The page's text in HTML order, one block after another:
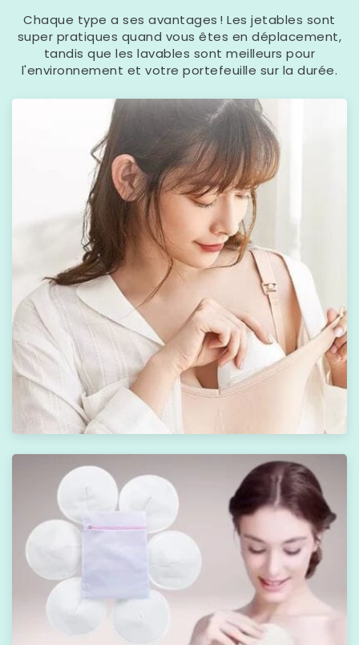
Chaque type a ses avantages ! Les jetables sont
super pratiques quand vous êtes en déplacement,
tandis que les lavables sont meilleurs pour
l'environnement et votre portefeuille sur la durée.